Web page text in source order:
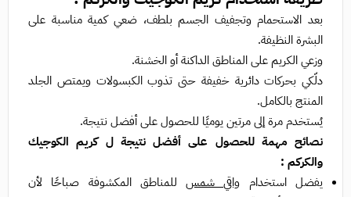
بعد الاستحمام وتجفيف الجسم بلطف، ضعي كمية مناسبة على
البشرة النظيفة.
وزعي الكريم على المناطق الداكنة أو الخشنة.
دلّكي بحركات دائرية خفيفة حتى تذوب الكبسولات ويمتص الجلد
المنتج بالكامل.
يُستخدم مرة إلى مرتين يوميًا للحصول على أفضل نتيجة.
نصائح مهمة للحصول على أفضل نتيجة ل كريم الكوجيك
والكركم :
يفضل استخدام واقي شمسللمناطق المكشوفة صباحًا لأن